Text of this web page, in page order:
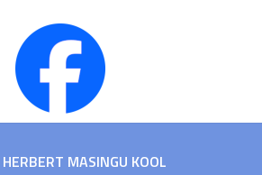
MASINGU KOOL